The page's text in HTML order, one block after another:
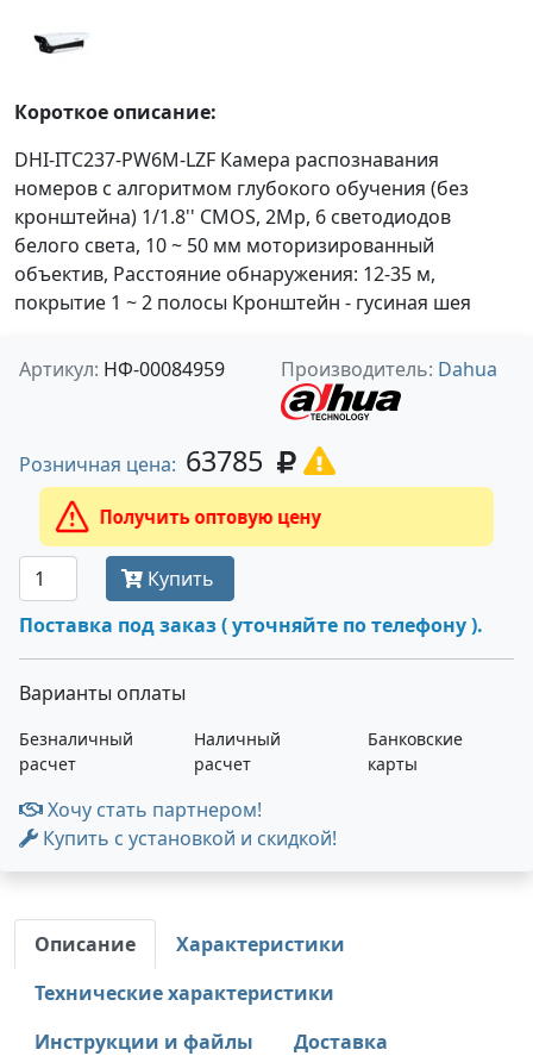
Короткое описание:
DHI-ITC237-PW6M-LZF Камера распознавания
номеров с алгоритмом глубокого обучения (без
кронштейна) 1/1.8'' CMOS, 2Mp, 6 светодиодов
белого света, 10 ~ 50 мм моторизированный
объектив, Расстояние обнаружения: 12-35 м,
покрытие 1 ~ 2 полосы Кронштейн - гусиная шея
Артикул: НФ-00084959 Производитель: Dahua
Розничная цена: 63785
Получить оптовую цену
Купить
Поставка под заказ ( уточняйте по телефону ).
Варианты оплаты
Безналичный
расчет
Наличный
расчет
Банковские
карты
Хочу стать партнером!
Купить с установкой и скидкой!
Описание
Характеристики
Технические характеристики
Инструкции и файлы
Доставка